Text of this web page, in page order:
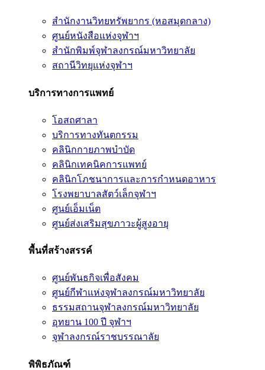
สำนักงานวิทยทรัพยากร (หอสมุดกลาง)
ศูนย์หนังสือแห่งจุฬาฯ
สำนักพิมพ์จุฬาลงกรณ์มหาวิทยาลัย
สถานีวิทยุแห่งจุฬาฯ
บริการทางการแพทย์
โอสถศาลา
บริการทางทันตกรรม
คลินิกกายภาพบำบัด
คลินิกเทคนิคการแพทย์
คลินิกโภชนาการและการกำหนดอาหาร
โรงพยาบาลสัตว์เล็กจุฬาฯ
ศูนย์เอ็มเน็ต
ศูนย์ส่งเสริมสุขภาวะผู้สูงอายุ
พื้นที่สร้างสรรค์
ศูนย์พันธกิจเพื่อสังคม
ศูนย์กีฬาแห่งจุฬาลงกรณ์มหาวิทยาลัย
ธรรมสถานจุฬาลงกรณ์มหาวิทยาลัย
อุทยาน 100 ปี จุฬาฯ
จุฬาลงกรณ์ราชบรรณาลัย
พิพิธภัณฑ์